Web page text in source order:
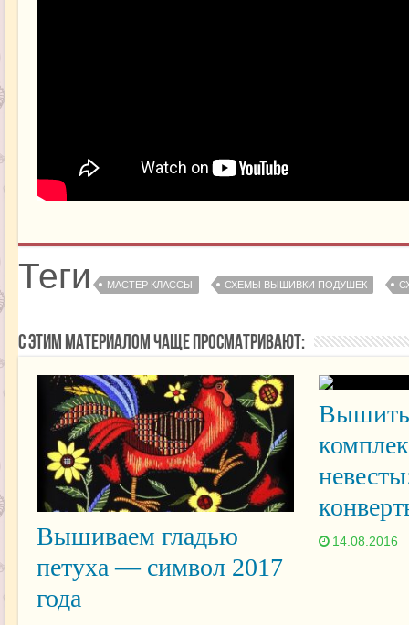
Теги МАСТЕР КЛАССЫ СХЕМЫ ВЫШИВКИ ПОДУШЕК
С этим материалом чаще просматривают:
Вышиваем гладью
петуха — символ 2017
года
14.08.2016